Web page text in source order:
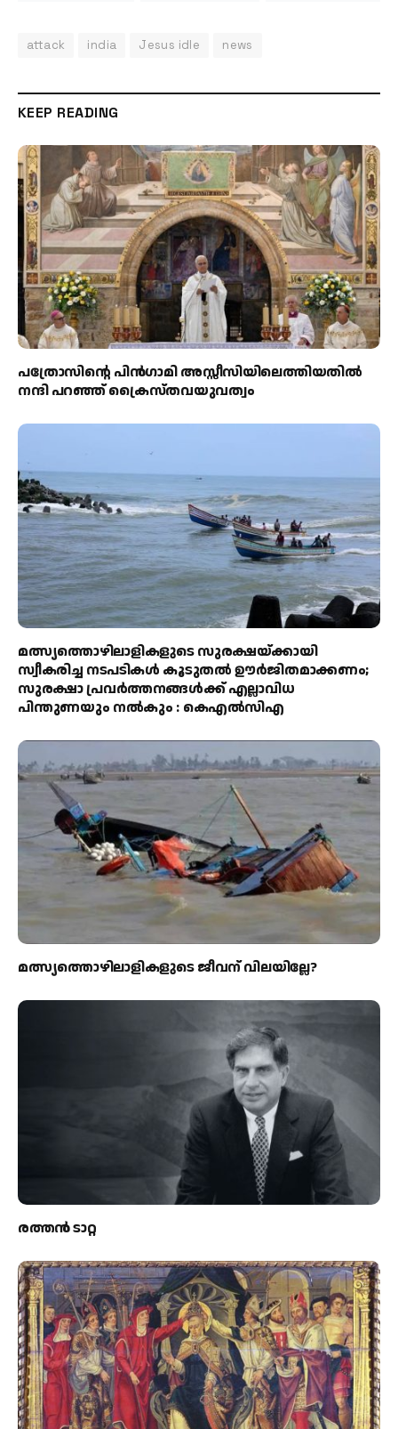
attack india Jesus idle news
KEEP READING
പത്രോസിന്റെ പിൻഗാമി അസ്സീസിയിലെത്തിയതിൽ
നന്ദി പറഞ്ഞ് ക്രൈസ്തവയുവത്വം
മത്സ്യത്തൊഴിലാളികളുടെ സുരക്ഷയ്ക്കായി
സ്വീകരിച്ച നടപടികൾ കൂടുതൽ ഊർജിതമാക്കണം;
സുരക്ഷാ പ്രവർത്തനങ്ങൾക്ക് എല്ലാവിധ
പിന്തുണയും നൽകും : കെഎൽസിഎ
മത്സ്യത്തൊഴിലാളികളുടെ ജീവന് വിലയില്ലേ?
രത്തന്‍ ടാറ്റ